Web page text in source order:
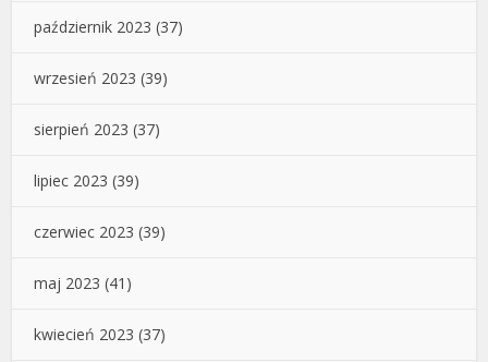
październik 2023 (37)
wrzesień 2023 (39)
sierpień 2023 (37)
lipiec 2023 (39)
czerwiec 2023 (39)
maj 2023 (41)
kwiecień 2023 (37)